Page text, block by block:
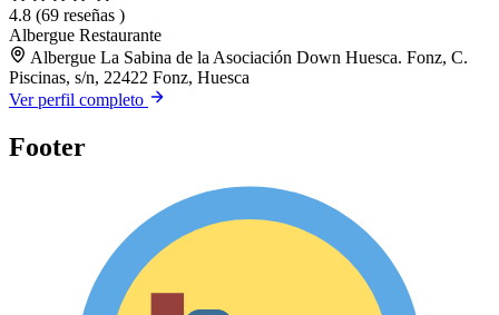
4.8 (69 reseñas )
Albergue Restaurante
Albergue La Sabina de la Asociación Down Huesca. Fonz, C.
Piscinas, s/n, 22422 Fonz, Huesca
Ver perfil completo
Footer